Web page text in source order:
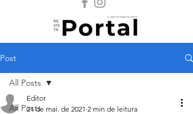
Post
All Posts
All Posts
Editor
21 de mai. de 2021 2 min de leitura